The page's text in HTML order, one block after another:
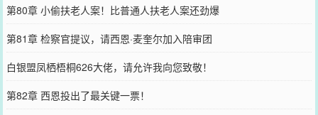
第80章 小偷扶老人案！比普通人扶老人案还劲爆
第81章 检察官提议，请西恩·麦奎尔加入陪审团
白银盟凤栖梧桐626大佬，请允许我向您致敬！
第82章 西恩投出了最关键一票！